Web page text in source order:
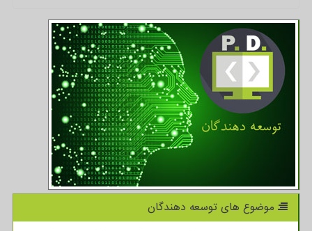
موضوع های توسعه دهندگان